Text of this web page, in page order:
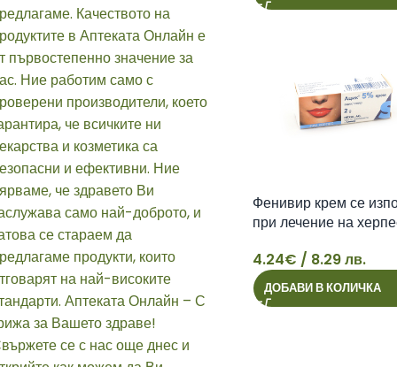
Фенивир крем се
при лечение на
около устата и на
Той съдържа
агент penciclovir,
4.24€ / 8.29 лв.
ДОБАВИ В КОЛИЧКА